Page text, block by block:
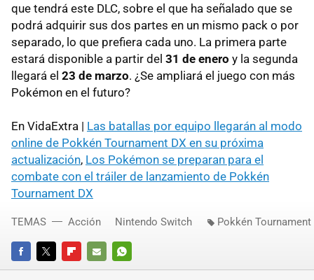
que tendrá este DLC, sobre el que ha señalado que se
podrá adquirir sus dos partes en un mismo pack o por
separado, lo que prefiera cada uno. La primera parte
estará disponible a partir del 31 de enero y la segunda
llegará el 23 de marzo. ¿Se ampliará el juego con más
Pokémon en el futuro?
En VidaExtra | Las batallas por equipo llegarán al modo
online de Pokkén Tournament DX en su próxima
actualización, Los Pokémon se preparan para el
combate con el tráiler de lanzamiento de Pokkén
Tournament DX
FACEBOOKTWITTERFLIPBOARD
E- WHATSAPP
TEMAS Acción Nintendo Switch Pokkén Tournament